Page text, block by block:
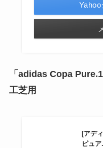
「adidas Copa
工芝用
[アデ
ピュ